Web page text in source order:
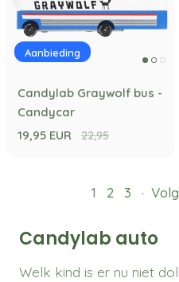
Aanbieding
Candylab Graywolf bus -
Candycar
19,95 EUR
22,95
1 2 3 ·
Candylab auto
Welk kind is er nu niet